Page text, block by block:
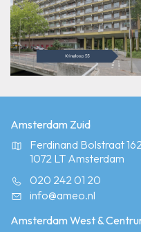
Amsterdam Zuid
Ferdinand Bolstraat
1072 LT Amsterdam
020 242 01 20
info@ameo.nl
Amsterdam West &